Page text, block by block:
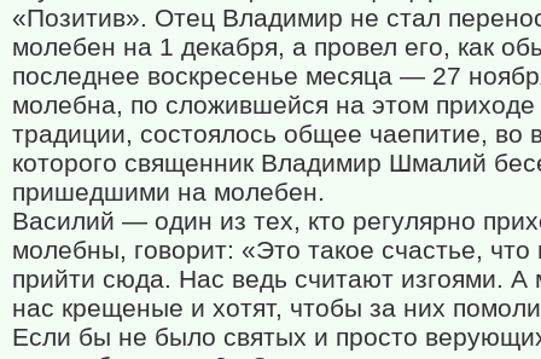
«Позитив». Отец Владимир не стал
молебен на 1 декабря, а провел его, как
последнее воскресенье месяца — 27
молебна, по сложившейся на этом приходе
традиции, состоялось общее чаепитие, во
которого священник Владимир Шмалий
пришедшими на молебен.
Василий — один из тех, кто регулярно
молебны, говорит: «Это такое счастье,
прийти сюда. Нас ведь считают изгоями. А
нас крещеные и хотят, чтобы за них
Если бы не было святых и просто